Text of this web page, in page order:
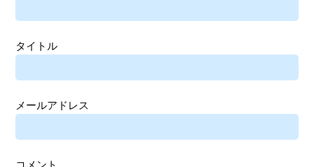
タイトル
メールアドレス